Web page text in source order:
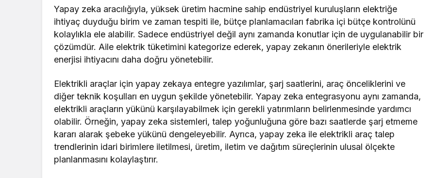
Yapay zeka aracılığıyla, yüksek üretim hacmine sahip endüstriyel kuruluşların elektriğe
ihtiyaç duyduğu birim ve zaman tespiti ile, bütçe planlamacıları fabrika içi bütçe kontrolünü
kolaylıkla ele alabilir. Sadece endüstriyel değil aynı zamanda konutlar için de uygulanabilir bir
çözümdür. Aile elektrik tüketimini kategorize ederek, yapay zekanın önerileriyle elektrik
enerjisi ihtiyacını daha doğru yönetebilir.
Elektrikli araçlar için yapay zekaya entegre yazılımlar, şarj saatlerini, araç önceliklerini ve
diğer teknik koşulları en uygun şekilde yönetebilir. Yapay zeka entegrasyonu aynı zamanda,
elektrikli araçların yükünü karşılayabilmek için gerekli yatırımların belirlenmesinde yardımcı
olabilir. Örneğin, yapay zeka sistemleri, talep yoğunluğuna göre bazı saatlerde şarj etmeme
kararı alarak şebeke yükünü dengeleyebilir. Ayrıca, yapay zeka ile elektrikli araç talep
trendlerinin idari birimlere iletilmesi, üretim, iletim ve dağıtım süreçlerinin ulusal ölçekte
planlanmasını kolaylaştırır.